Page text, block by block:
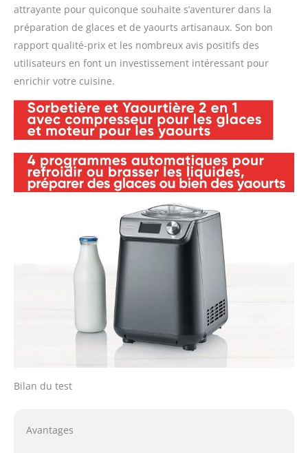
attrayante pour quiconque souhaite s’aventurer dans la
préparation de glaces et de yaourts artisanaux. Son bon
rapport qualité-prix et les nombreux avis positifs des
utilisateurs en font un investissement intéressant pour
enrichir votre cuisine.
Bilan du test
Avantages